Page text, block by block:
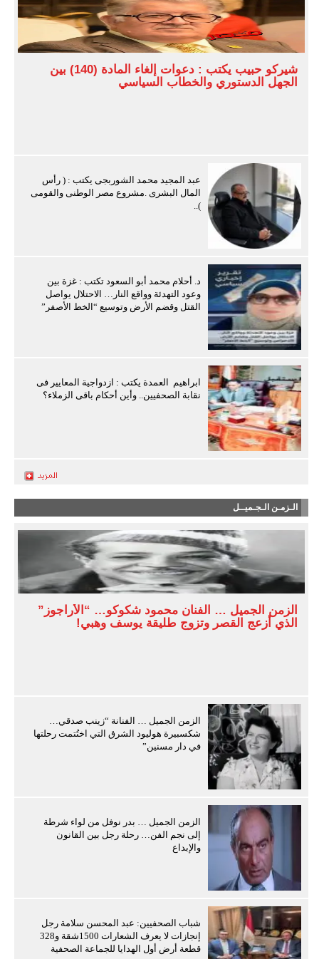
شيركو حبيب يكتب : دعوات إلغاء المادة (140) بين
الجهل الدستوري والخطاب السياسي
عبد المجيد محمد الشوربجى يكتب : ( رأس
المال البشرى .مشروع مصر الوطنى والقومى
)..
د. أحلام محمد أبو السعود تكتب : غزة بين
وعود التهدئة وواقع النار… الاحتلال يواصل
القتل وقضم الأرض وتوسيع “الخط الأصفر”
ابراهيم العمدة يكتب : ازدواجية المعايير فى
نقابة الصحفيين.. وأين أحكام باقى الزملاء؟
الـزمـن الـجـميــل
الزمن الجميل … الفنان محمود شكوكو… “الأراجوز”
الذي أزعج القصر وتزوج طليقة يوسف وهبي!
الزمن الجميل … الفنانة “زينب صدقي…
شكسبيرة هوليود الشرق التي اختُتمت رحلتها
في دار مسنين”
الزمن الجميل … بدر نوفل من لواء شرطة
إلى نجم الفن… رحلة رجل بين القانون
والإبداع
شباب الصحفيين: عبد المحسن سلامة رجل
إنجازات لا يعرف الشعارات 1500شقة و328
قطعة أرض أول الهدايا للجماعة الصحفية